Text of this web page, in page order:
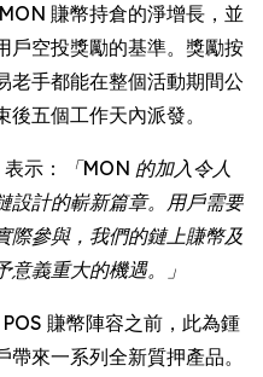
賺幣持倉的淨增長，並
戶空投獎勵的基準。獎勵按
老手都能在整個活動期間公
五個工作天內派發。
示：
「MON 的加入令人
設計的嶄新篇章。用戶需要
際參與，我們的鏈上賺幣及
義重大的機遇。」
賺幣陣容之前，此為鍾
來一系列全新質押產品。